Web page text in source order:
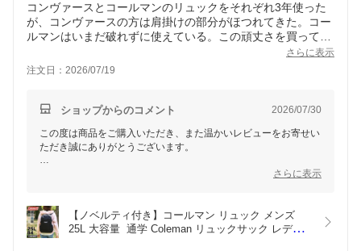
コンヴァースとコールマンのリュックをそれぞれ3年使った
が、コンヴァースの方は肩掛けの部分がほつれてきた。コー
ルマンはいまだ破れずに使えている。この頑丈さを買って、
予備用に購入した。ミレのリュックも長持ちしたが、ミレ並
さらに表示
注文日：2026/07/19
ショップからのコメント 2026/07/30
この度は商品をご購入いただき、また温かいレビューをお寄せい
ただき誠にありがとうございます。
以前から様々なリュックをご愛用されてきた中で、コールマンの
コールマンの耐久性には多くのお客様からご好評をいただいてお
りますが、実際に3年間お使いいただいた上での「ミレー並みに
さらに表示
【ノベルティ付き】コールマン リュック メンズ
25L 大容量  通学 Coleman リュックサック レディ